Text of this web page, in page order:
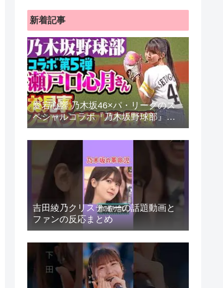
新着記事
愛宕心響 乃木坂46×パ・リーグのス
ペシャルコラボ『乃木坂野球部』。
パ・リーグ6球団とパシフィックリの
反応まとめ
吉田綾乃クリスティーの話題動画と
ファンの反応まとめ